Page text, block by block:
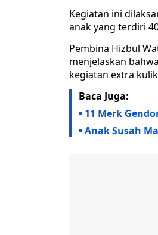
Kegiatan ini
anak yang terdiri
Pembina Hizbul
menjelaskan
kegiatan extra
Baca Juga:
11 Merk
Anak Susah